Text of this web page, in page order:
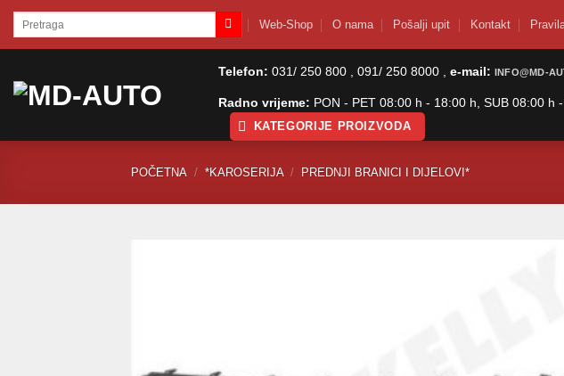
SkipPretraži: Web-Shop O nama Pošalji upit Kontakt
Telefon: 031/ 250 800 , 091/ 250 8000 , e-mail: INFO@MD-
Radno vrijeme: PON - PET 08:00 h - 18:00 h, SUB 08:00 h
KATEGORIJE PROIZVODA
POČETNA / *KAROSERIJA / PREDNJI BRANICI I DIJELOVI*